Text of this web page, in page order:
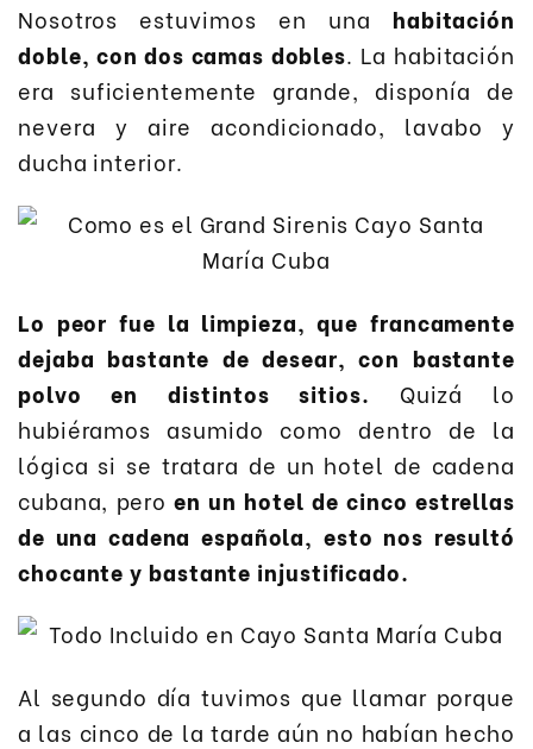
Nosotros estuvimos en una habitación
doble, con dos camas dobles. La habitación
era suficientemente grande, disponía de
nevera y aire acondicionado, lavabo y
ducha interior.
Lo peor fue la limpieza, que francamente
dejaba bastante de desear, con bastante
polvo en distintos sitios. Quizá lo
hubiéramos asumido como dentro de la
lógica si se tratara de un hotel de cadena
cubana, peroen un hotel de cinco estrellas
de una cadena española, esto nos resultó
chocante y bastante injustificado.
Al segundo día tuvimos que llamar porque
a las cinco de la tarde aún no habían hecho